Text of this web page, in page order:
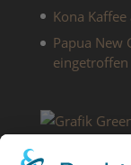
Kona
Papua New
eingetroffen